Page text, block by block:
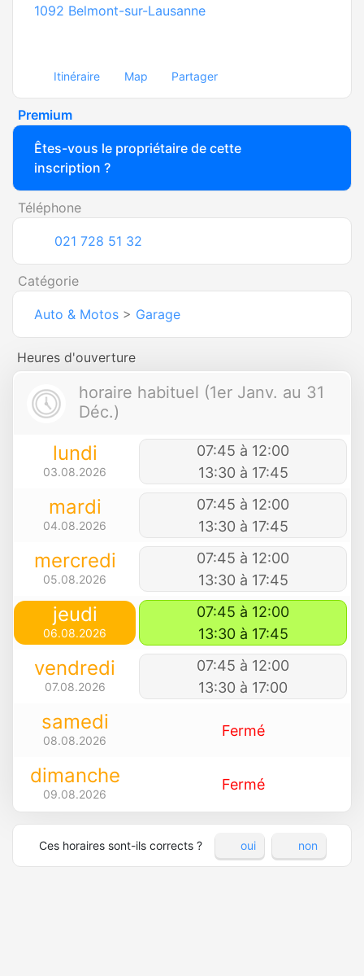
1092 Belmont-sur-Lausanne
Itinéraire Map Partager
Premium
Êtes-vous le propriétaire de cette
inscription ?
Téléphone
021 728 51 32
Catégorie
Auto & Motos > Garage
Heures d'ouverture
horaire habituel (1er Janv. au 31
Déc.)
lundi
03.08.2026
07:45 à 12:00
13:30 à 17:45
mardi
04.08.2026
07:45 à 12:00
13:30 à 17:45
mercredi
05.08.2026
07:45 à 12:00
13:30 à 17:45
jeudi
06.08.2026
07:45 à 12:00
13:30 à 17:45
vendredi
07.08.2026
07:45 à 12:00
13:30 à 17:00
samedi
08.08.2026
Fermé
dimanche
09.08.2026
Fermé
Ces horaires sont-ils corrects ? oui non